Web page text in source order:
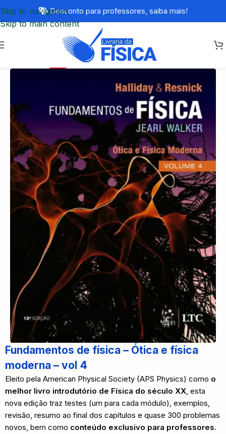
Skip to navigation
Skip to main content
Desconto para professores, saiba mais!
Fundamentos de física – Ótica e física
moderna – vol 4
Eleito pela American Physical Society (APS Physics) como o
melhor livro introdutório de Física do século XX, esta
nova edição traz testes (um para cada módulo), exemplos,
revisão, resumo ao final dos capítulos e quase 300 problemas
novos, bem como conteúdo exclusivo para professores.